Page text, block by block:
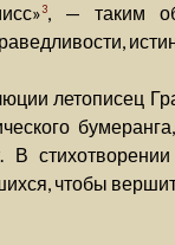
3, — таким
летописец
чтобы